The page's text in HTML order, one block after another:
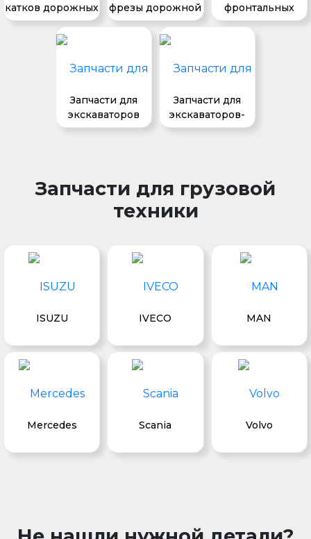
катков дорожных
фрезы дорожной
фронтальных
погрузчиков
Запчасти для
экскаваторов
Запчасти для
экскаваторов-
погрузчиков
Запчасти для грузовой
техники
ISUZU IVECO MAN
Mercedes Scania Volvo